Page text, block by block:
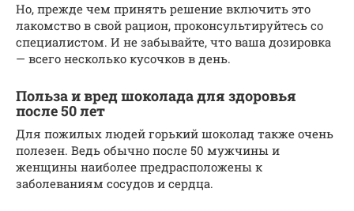
Но, прежде чем принять решение включить это
лакомство в свой рацион, проконсультируйтесь со
специалистом. И не забывайте, что ваша дозировка
— всего несколько кусочков в день.
Польза и вред шоколада для здоровья
после 50 лет
Для пожилых людей горький шоколад также очень
полезен. Ведь обычно после 50 мужчины и
женщины наиболее предрасположены к
заболеваниям сосудов и сердца.